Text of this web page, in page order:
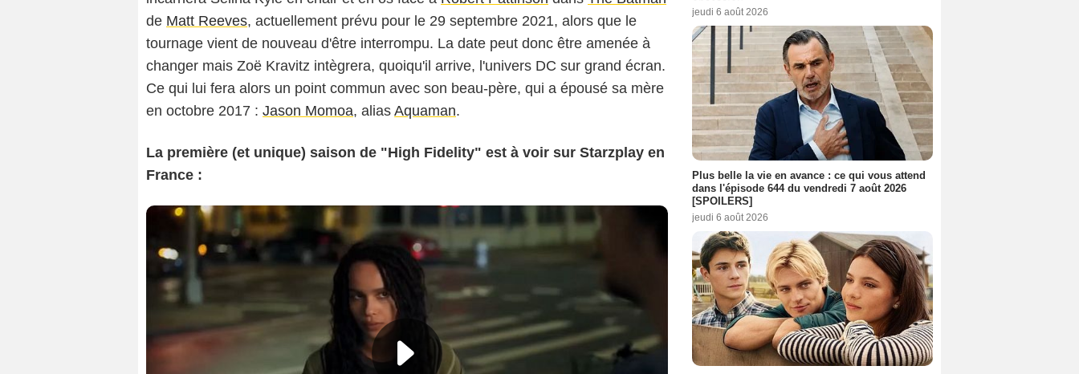
de Matt Reeves, actuellement prévu pour le 29 septembre 2021, alors que le
tournage vient de nouveau d'être interrompu. La date peut donc être amenée à
changer mais Zoë Kravitz intègrera, quoiqu'il arrive, l'univers DC sur grand écran.
Ce qui lui fera alors un point commun avec son beau-père, qui a épousé sa mère
en octobre 2017 : Jason Momoa, alias Aquaman.
La première (et unique) saison de "High Fidelity" est à voir sur Starzplay en
France :
jeudi 6 août 2026
Plus belle la vie en avance : ce qui vous attend
dans l'épisode 644 du vendredi 7 août 2026
[SPOILERS]
jeudi 6 août 2026